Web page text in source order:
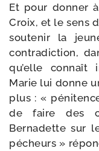
Et pour don­ner
Croix, et le sens
sou­te­nir la
contra­dic­tion,
qu’elle connaît
Marie lui donne
plus : «
de faire des
Bernadette sur
pécheurs »